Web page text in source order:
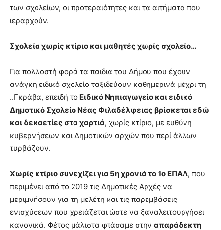
των σχολείων, οι προτεραιότητες και τα αιτήματα που
ιεραρχούν.
Σχολεία χωρίς κτίριο και μαθητές χωρίς σχολείο…
Για πολλοστή φορά τα παιδιά του Δήμου που έχουν
ανάγκη ειδικό σχολείο ταξιδεύουν καθημερινά μέχρι τη
..Γκράβα, επειδή το Ειδικό Νηπιαγωγείο και ειδικό
Δημοτικό Σχολείο Νέας Φιλαδέλφειας βρίσκεται εδώ
και δεκαετίες στα χαρτιά, χωρίς κτίριο, με ευθύνη
κυβερνήσεων και Δημοτικών αρχών που περί άλλων
τυρβάζουν.
Χωρίς κτίριο συνεχίζει για 5η χρονιά το 1ο ΕΠΑΛ, που
περιμένει από το 2019 τις Δημοτικές Αρχές να
μεριμνήσουν για τη μελέτη και τις παρεμβάσεις
ενισχύσεων που χρειάζεται ώστε να ξαναλειτουργήσει
κανονικά. Φέτος μάλιστα φτάσαμε στην απαράδεκτη